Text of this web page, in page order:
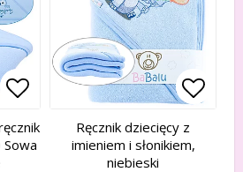
Add to list of favorites
Add to list of favorites
Add
Add
Ręcznik dziecięcy z
imieniem i słonikiem,
niebieski